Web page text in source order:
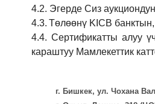
4.2. Эгерде Сиз
4.3. Төлөөнү KICB
4.4. Сертификатты алуу
караштуу Мамлекеттик
г. Бишкек, ул. Чохана